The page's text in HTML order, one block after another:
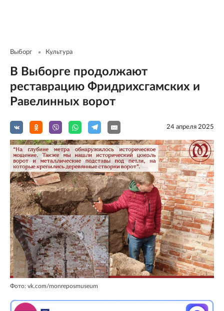
Выборг Культура
В Выборге продолжают
реставрацию Фридрихсгамских и
Равелинных ворот
24 апреля 2025
Фото: vk.com/monreposmuseum